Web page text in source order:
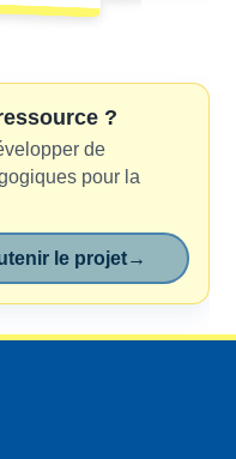
?
de
pour la
le projet→